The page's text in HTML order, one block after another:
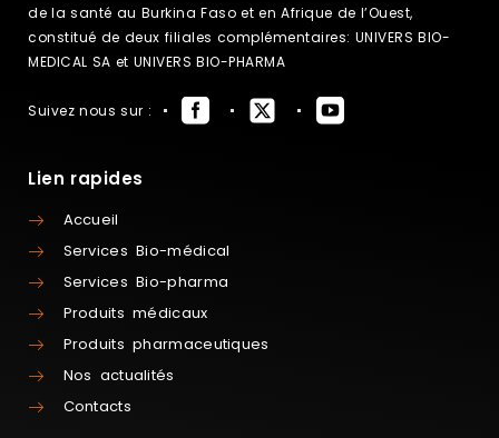
de la santé au Burkina Faso et en Afrique de l’Ouest,
constitué de deux filiales complémentaires: UNIVERS BIO-
MEDICAL SA et UNIVERS BIO-PHARMA
Suivez nous sur :
Lien rapides
Accueil
Services Bio-médical
Services Bio-pharma
Produits médicaux
Produits pharmaceutiques
Nos actualités
Contacts